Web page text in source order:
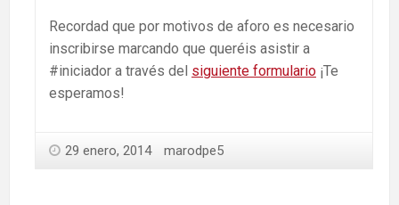
Recordad que por motivos de aforo es necesario
inscribirse marcando que queréis asistir a
#iniciador a través del siguiente formulario ¡Te
esperamos!
29 enero, 2014 marodpe5